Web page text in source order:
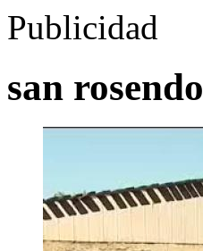
Publicidad
san rosendo